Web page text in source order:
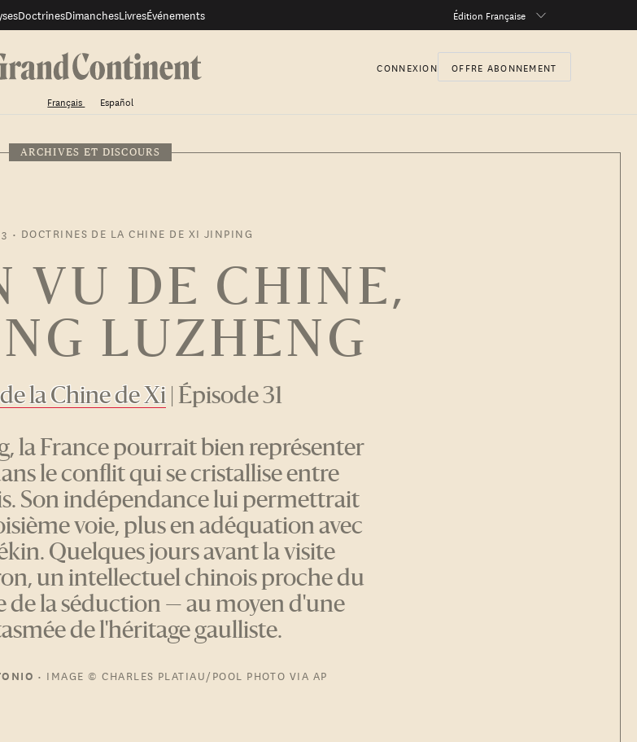
DoctrinesDimanchesLivresÉvénements Édition Française
CONNEXION OFFRE ABONNEMENT
Français Español
ARCHIVES ET DISCOURS
• DOCTRINES DE LA CHINE DE XI JINPING
VU DE CHINE,
LUZHENG
la Chine de Xi | Épisode 31
la France pourrait bien représenter
le conflit qui se cristallise entre
Son indépendance lui permettrait
voie, plus en adéquation avec
Quelques jours avant la visite
un intellectuel chinois proche du
de la séduction — au moyen d'une
de l'héritage gaulliste.
• IMAGE © CHARLES PLATIAU/POOL PHOTO VIA AP